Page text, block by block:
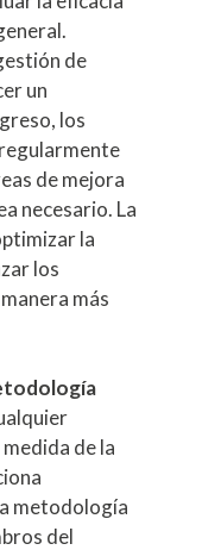
de
un
los
de mejora
necesario. La
la
los
más
de la
metodología
del